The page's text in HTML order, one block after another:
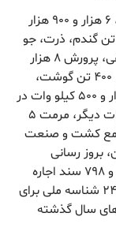
مدیرکل اوقاف و امور خیریه خراسان رضوی به، ۶ هزار و ۹۰۰ هزار
تن محصولات لبنی و پروتئینی، ۱۰ هزار و ۳۰۰ تن گندم، ذرت، جو
و یونجه، ایجاد سایت پرورش ماهی و بچه ماهی، پرورش ۸ هزار
دام سبک و سنگین، تولید روزانه ۶۰ تن شیر، ۴۰۰ تن گوشت،
افزایش ظرفیت تولید برق خورشیدی به ۳ هزار و ۵۰۰ کیلو وات در
قالب ۶۰ ساختگاه و امضاء تفاهم‌نامه ۲۰ مگاوات دیگر، مرمت ۵
کشت و صنعت
بروز رسانی
اطلاعات ۳۸ هزار و ۷۰۰ موقوفه، تنظیم ۲ هزار و ۷۹۸ سند اجاره
جدید، صدور ۸۰ برگ سند مالکیت و هزار و ۲۴۳ شناسه ملی برای
سال گذشته